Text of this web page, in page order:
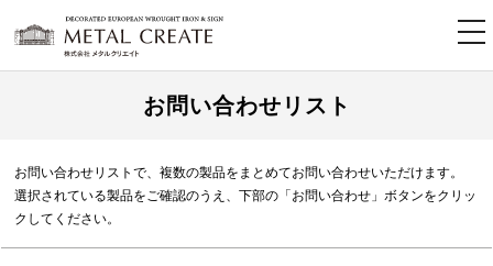
お問い合わせリスト
お問い合わせリストで、複数の製品をまとめてお問い合わせいただけます。
選択されている製品をご確認のうえ、下部の「お問い合わせ」ボタンをクリッ
クしてください。